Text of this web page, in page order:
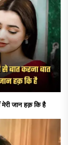
जान हक़ कि है